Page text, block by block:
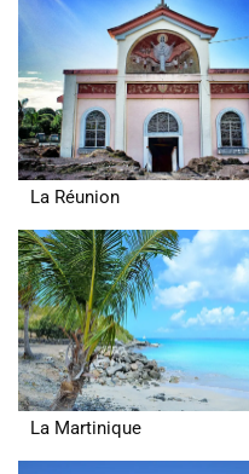
La Réunion
La Martinique